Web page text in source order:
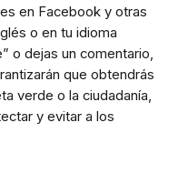
en Facebook y otras
o en tu idioma
o dejas un comentario,
que obtendrás
verde o la ciudadanía,
y evitar a los